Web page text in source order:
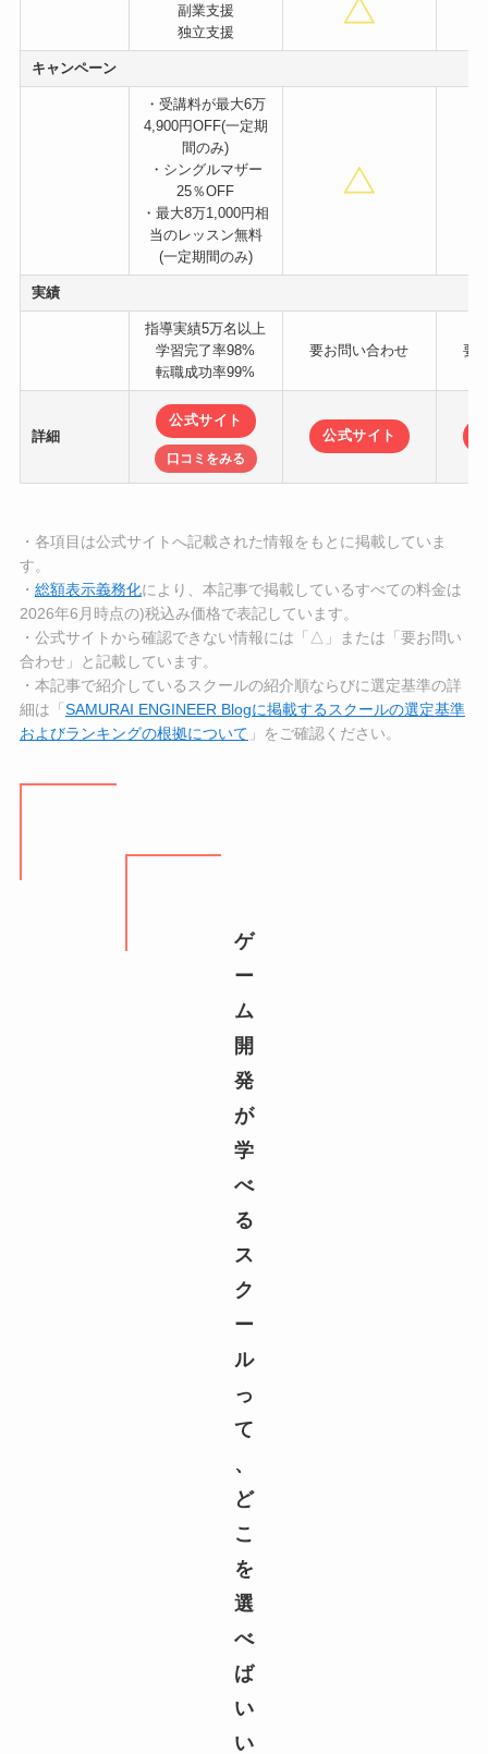
副業支援
独立支援
キャンペーン
・受講料が最大6万
4,900円OFF(一定期
間のみ)
・シングルマザー
25％OFF
・最大8万1,000円相
当のレッスン無料
(一定期間のみ)
実績
指導実績5万名以上
学習完了率98%
転職成功率99%
要お問い合わせ 要
詳細
公式サイト
口コミをみる
公式サイト
・各項目は公式サイトへ記載された情報をもとに掲載していま
す。
・ 総額表示義務化により、本記事で掲載しているすべての料金は
2026年6月時点の)税込み価格で表記しています。
・公式サイトから確認できない情報には「△」または「要お問い
合わせ」と記載しています。
・本記事で紹介しているスクールの紹介順ならびに選定基準の詳
細は「 SAMURAI ENGINEER Blogに掲載するスクールの選定基準
およびランキングの根拠について 」をご確認ください。
ゲ
ー
ム
開
発
が
学
べ
る
ス
ク
ー
ル
っ
て
、
ど
こ
を
選
べ
ば
い
い